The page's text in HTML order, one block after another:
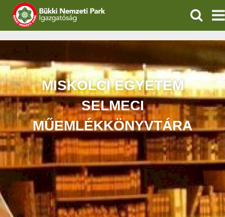
IGAZGATÓSÁG
TERMÉSZETVÉDELEM
VÍZVÉDELEM
ÖKOTURIZMUS
OKTATÁS
GEOPARKOK
KAPCSOLAT
MISKOLCI EGYETEM
SELMECI
MŰEMLÉKKÖNYVTÁRA